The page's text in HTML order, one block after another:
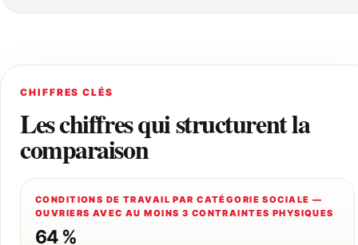
CHIFFRES CLÉS
Les chiffres qui structurent la
comparaison
CONDITIONS DE TRAVAIL PAR CATÉGORIE SOCIALE —
OUVRIERS AVEC AU MOINS 3 CONTRAINTES PHYSIQUES
64 %